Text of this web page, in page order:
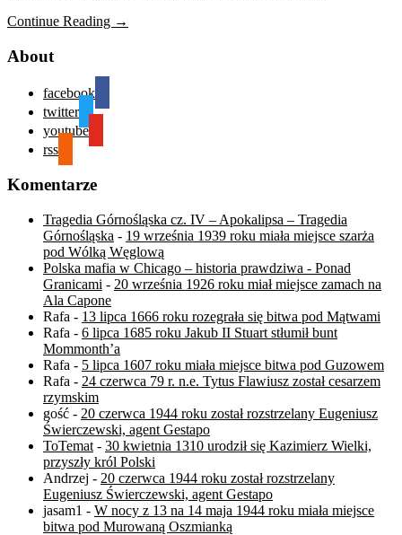
Continue Reading →
About
facebook
twitter
youtube
rss
Komentarze
Tragedia Górnośląska cz. IV – Apokalipsa – Tragedia
Górnośląska - 19 września 1939 roku miała miejsce szarża
pod Wólką Węglową
Polska mafia w Chicago – historia prawdziwa - Ponad
Granicami - 20 września 1926 roku miał miejsce zamach na
Ala Capone
Rafa - 13 lipca 1666 roku rozegrała się bitwa pod Mątwami
Rafa - 6 lipca 1685 roku Jakub II Stuart stłumił bunt
Mommonth’a
Rafa - 5 lipca 1607 roku miała miejsce bitwa pod Guzowem
Rafa - 24 czerwca 79 r. n.e. Tytus Flawiusz został cesarzem
rzymskim
gość - 20 czerwca 1944 roku został rozstrzelany Eugeniusz
Świerczewski, agent Gestapo
ToTemat - 30 kwietnia 1310 urodził się Kazimierz Wielki,
przyszły król Polski
Andrzej - 20 czerwca 1944 roku został rozstrzelany
Eugeniusz Świerczewski, agent Gestapo
jasam1 - W nocy z 13 na 14 maja 1944 roku miała miejsce
bitwa pod Murowaną Oszmianką